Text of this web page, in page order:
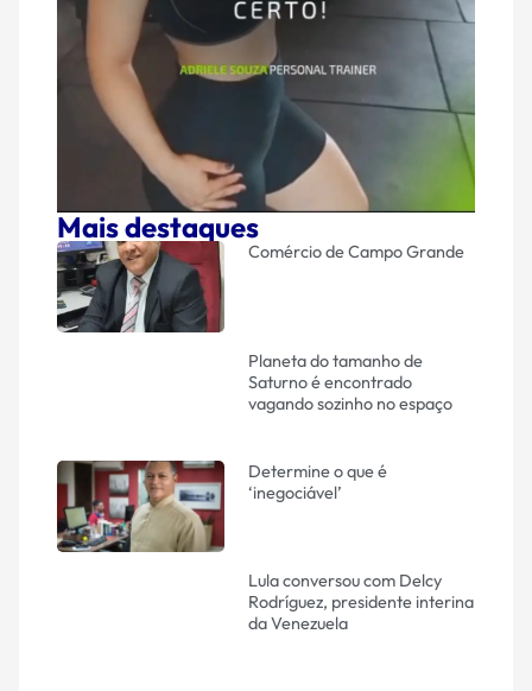
Mais destaques
Comércio de Campo Grande
Planeta do tamanho de
Saturno é encontrado
vagando sozinho no espaço
Determine o que é
‘inegociável’
Lula conversou com Delcy
Rodríguez, presidente interina
da Venezuela